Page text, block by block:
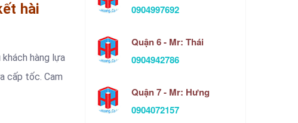
hài
hàng lựa
cấp tốc. Cam
0904997692
Quận 6 - Mr: Thái
0904942786
Quận 7 - Mr: Hưng
0904072157